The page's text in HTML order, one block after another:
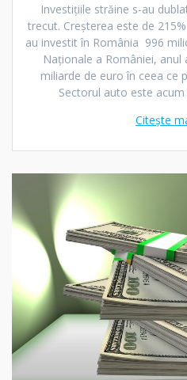
Investițiile străine s-au
trecut. Creșterea este de
au investit în România 996
Naționale a României, anul
miliarde de euro în ceea ce
Sectorul auto este
Citește